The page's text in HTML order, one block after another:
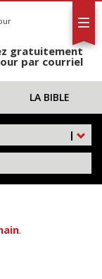
gratuitement
par courriel
LA BIBLE
|
.